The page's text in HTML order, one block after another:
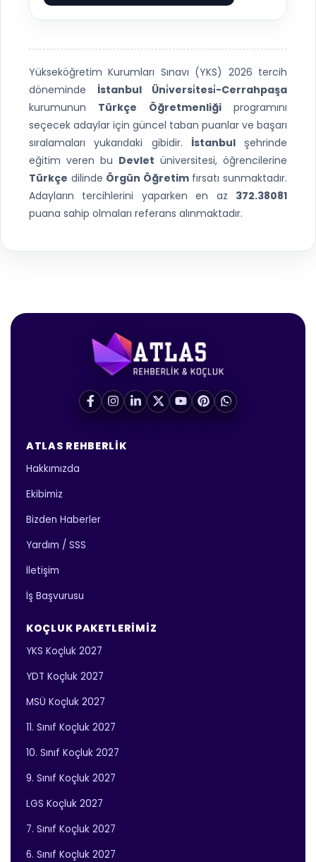
▶
Yükseköğretim Kurumları Sınavı (YKS) 2026 tercih
döneminde İstanbul Üni̇versi̇tesi̇-Cerrahpaşa
kurumunun Türkçe Öğretmenliğiprogramını
seçecek adaylar için güncel taban puanlar ve başarı
sıralamaları yukarıdaki gibidir. İstanbulşehrinde
eğitim veren bu Devlet üniversitesi, öğrencilerine
Türkçe dilinde Örgün Öğretimfırsatı sunmaktadır.
Adayların tercihlerini yaparken en az 372.38081
puana sahip olmaları referans alınmaktadır.
ATLAS REHBERLIK
Hakkımızda
Ekibimiz
Bizden Haberler
Yardım / SSS
İletişim
İş Başvurusu
KOÇLUK PAKETLERIMIZ
YKS Koçluk 2027
YDT Koçluk 2027
MSÜ Koçluk 2027
11. Sınıf Koçluk 2027
10. Sınıf Koçluk 2027
9. Sınıf Koçluk 2027
LGS Koçluk 2027
7. Sınıf Koçluk 2027
6. Sınıf Koçluk 2027